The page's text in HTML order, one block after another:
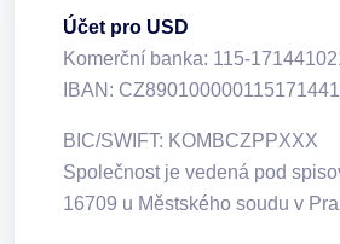
Účet pro USD
Komerční banka: 115-
IBAN:
BIC/SWIFT: KOMBCZPPXXX
Společnost je vedená pod
16709 u Městského soudu v